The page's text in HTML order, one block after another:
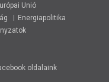
Unió
Energiapolitika
oldalaink